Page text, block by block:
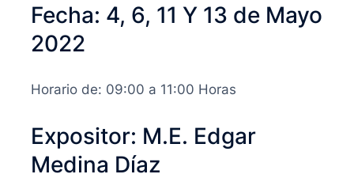
Fecha: 4, 6, 11 Y 13 de Mayo
2022
Horario de: 09:00 a 11:00 Horas
Expositor: M.E. Edgar
Medina Díaz